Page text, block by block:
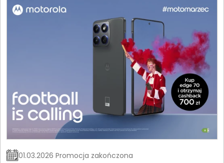
01.03.2026 Promocja zakończona